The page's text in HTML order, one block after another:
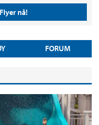
nå!
FORUM